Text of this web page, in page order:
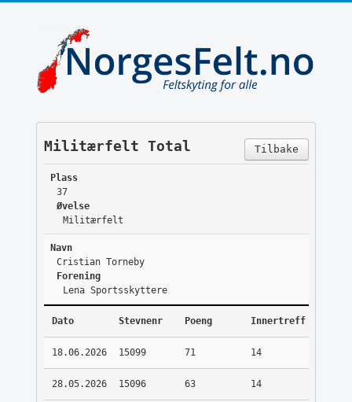
Tilbake
Militærfelt Total
Plass
37
Øvelse
Militærfelt
Navn
Cristian Torneby
Forening
Lena Sportsskyttere
Dato Stevnenr Poeng Innertreff
18.06.2026 15099 71 14
28.05.2026 15096 63 14